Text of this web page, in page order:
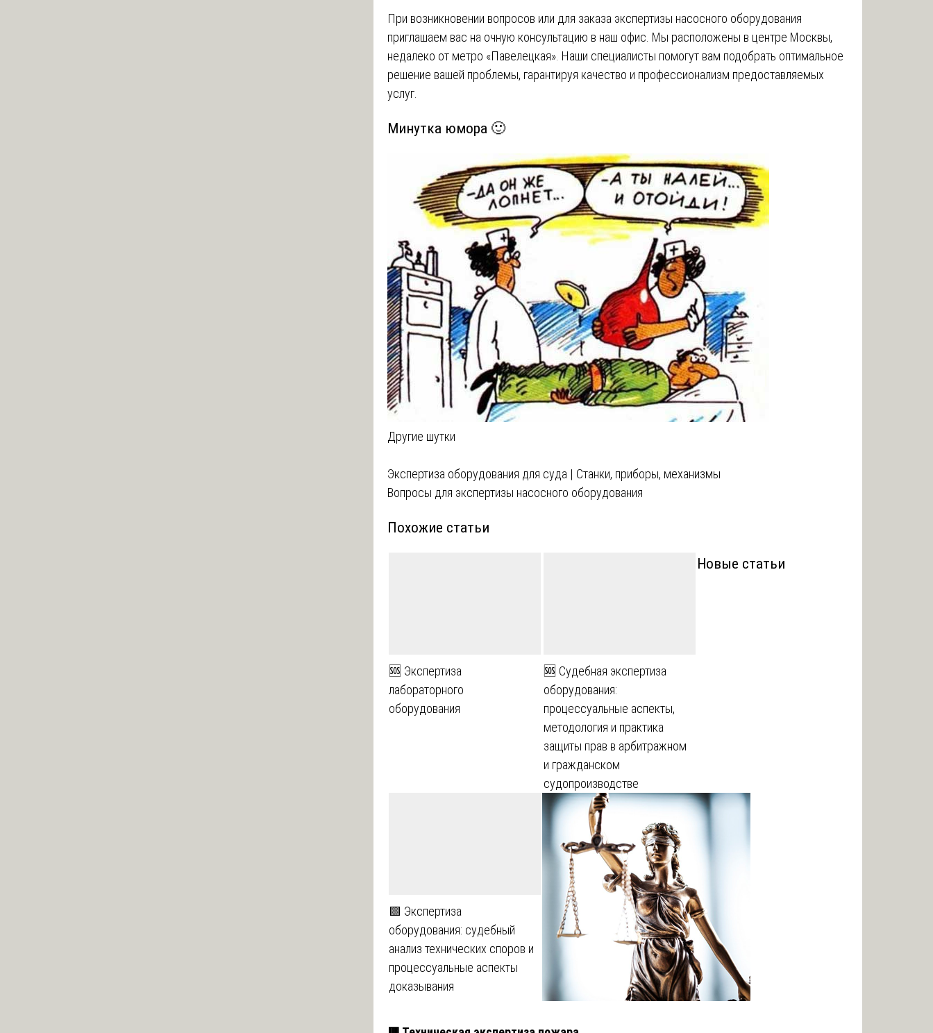
При возникновении вопросов или для заказа экспертизы насосного оборудования
приглашаем вас на очную консультацию в наш офис. Мы расположены в центре Москвы,
недалеко от метро «Павелецкая». Наши специалисты помогут вам подобрать оптимальное
решение вашей проблемы, гарантируя качество и профессионализм предоставляемых
услуг.
Минутка юмора 🙂
Другие шутки
Навигация
записям
Экспертиза оборудования для суда | Cтанки, приборы, механизмы
Вопросы для экспертизы насосного оборудования
Похожие статьи
🆘 Экспертиза
лабораторного
оборудования
🆘 Судебная экспертиза
оборудования:
процессуальные аспекты,
методология и практика
защиты прав в арбитражном
и гражданском
судопроизводстве
🟩 Экспертиза
оборудования: судебный
анализ технических споров и
процессуальные аспекты
доказывания
Новые статьи